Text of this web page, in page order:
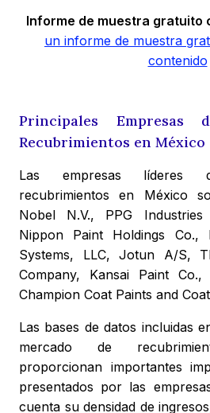
Informe de muestra gratuito
un informe de muestra
contenido
Principales Empresas
Recubrimientos en México
Las empresas líderes
recubrimientos en México
Nobel N.V., PPG
Nippon Paint Holdings Co.,
Systems, LLC, Jotun A/S,
Company, Kansai Paint
Champion Coat Paints and
Las bases de datos incluidas
mercado de
proporcionan importantes
presentados por las
cuenta su densidad de